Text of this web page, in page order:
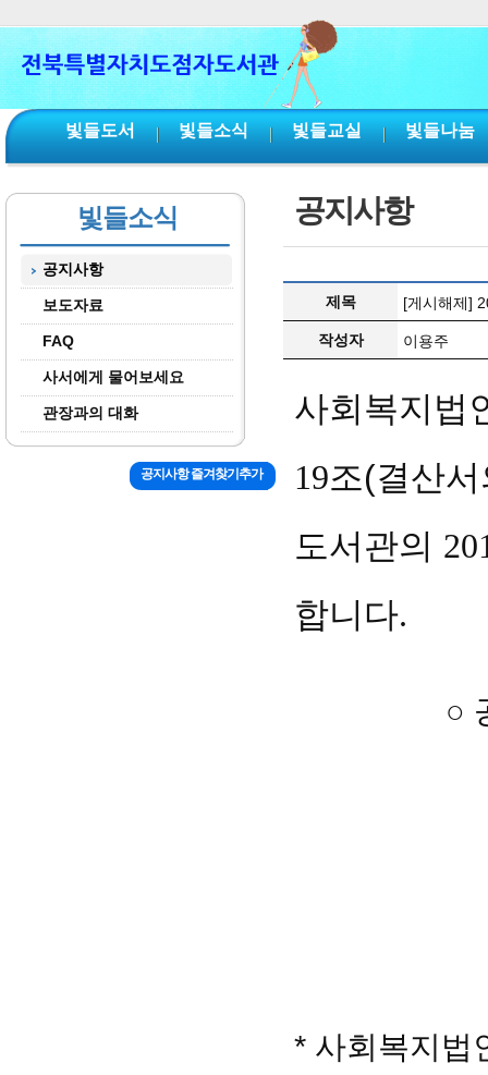
빛들도서 빛들소식 빛들교실 빛들나눔
빛들소식
공지사항
보도자료
FAQ
사서에게 물어보세요
관장과의 대화
공지사항
제목 [게시해제]
작성자 이용주
사회복지법
19조(결산
도서관의
합니다.
○
* 사회복지법
공지사항 즐겨찾기추가